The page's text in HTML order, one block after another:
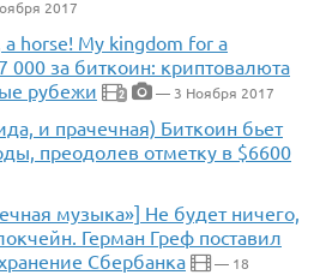
2017
a horse! My kingdom for a
000 за биткоин: криптовалюта
рубежи
2
— 3 Ноября 2017
и прачечная) Биткоин бьет
преодолев отметку в $6600
музыка»] Не будет ничего,
Герман Греф поставил
Сбербанка
— 18